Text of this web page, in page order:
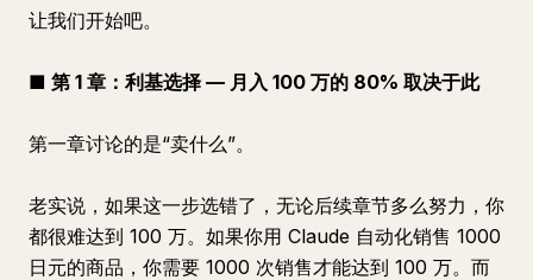
让我们开始吧。
■ 第 1 章：利基选择 — 月入 100 万的 80% 取决于此
第一章讨论的是“卖什么”。
老实说，如果这一步选错了，无论后续章节多么努力，你
都很难达到 100 万。如果你用 Claude 自动化销售 1000
日元的商品，你需要 1000 次销售才能达到 100 万。而